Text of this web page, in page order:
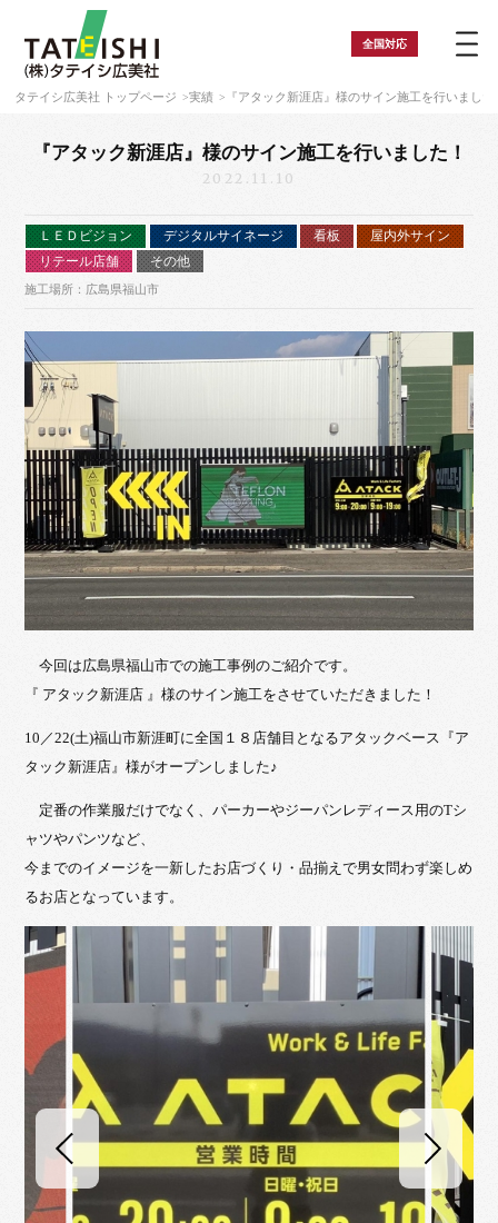
全国対応
タテイシ広美社 トップページ 実績 『アタック新涯店』様のサイン施工を行いました
『アタック新涯店』様のサイン施工を行いました！
2022.11.10
ＬＥＤビジョン デジタルサイネージ 看板
屋内外サイン
リテール店舗
その他
施工場所：広島県福山市
今回は広島県福山市での施工事例のご紹介です。
『 アタック新涯店 』様のサイン施工をさせていただきました！
10／22(土)福山市新涯町に全国１８店舗目となるアタックベース『ア
タック新涯店』様がオープンしました♪
定番の作業服だけでなく、パーカーやジーパンレディース用のTシ
ャツやパンツなど、
今までのイメージを一新したお店づくり・品揃えで男女問わず楽しめ
るお店となっています。